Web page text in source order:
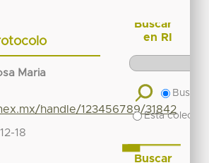
Maria
handle/123456789/31842
18
Buscar
en RI
Buscar
Esta
Buscar